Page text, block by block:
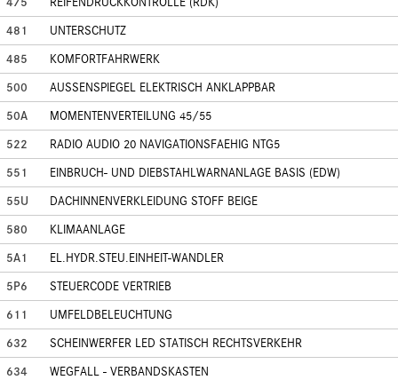
481
UNTERSCHUTZ
485
KOMFORTFAHRWERK
500
AUSSENSPIEGEL ELEKTRISCH ANKLAPPBAR
50A
MOMENTENVERTEILUNG 45/55
522
RADIO AUDIO 20 NAVIGATIONSFAEHIG NTG5
551
EINBRUCH- UND DIEBSTAHLWARNANLAGE BASIS (EDW)
55U
DACHINNENVERKLEIDUNG STOFF BEIGE
580
KLIMAANLAGE
5A1
EL.HYDR.STEU.EINHEIT-WANDLER
5P6
STEUERCODE VERTRIEB
611
UMFELDBELEUCHTUNG
632
SCHEINWERFER LED STATISCH RECHTSVERKEHR
634
WEGFALL - VERBANDSKASTEN